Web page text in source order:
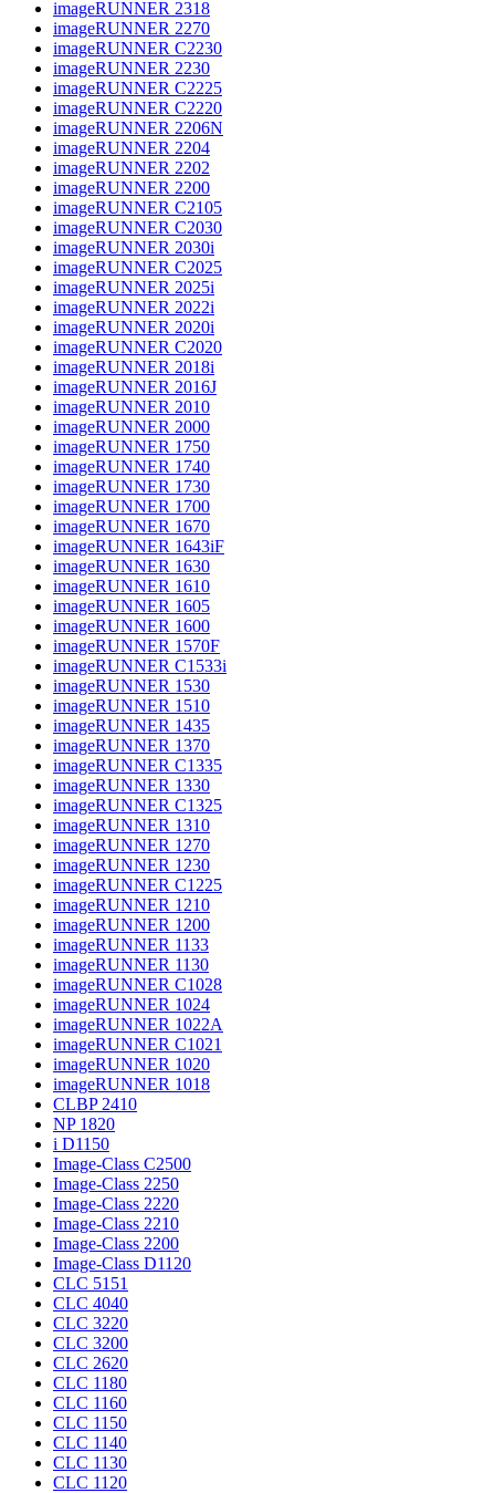
imageRUNNER 2318
imageRUNNER 2270
imageRUNNER C2230
imageRUNNER 2230
imageRUNNER C2225
imageRUNNER C2220
imageRUNNER 2206N
imageRUNNER 2204
imageRUNNER 2202
imageRUNNER 2200
imageRUNNER C2105
imageRUNNER C2030
imageRUNNER 2030i
imageRUNNER C2025
imageRUNNER 2025i
imageRUNNER 2022i
imageRUNNER 2020i
imageRUNNER C2020
imageRUNNER 2018i
imageRUNNER 2016J
imageRUNNER 2010
imageRUNNER 2000
imageRUNNER 1750
imageRUNNER 1740
imageRUNNER 1730
imageRUNNER 1700
imageRUNNER 1670
imageRUNNER 1643iF
imageRUNNER 1630
imageRUNNER 1610
imageRUNNER 1605
imageRUNNER 1600
imageRUNNER 1570F
imageRUNNER C1533i
imageRUNNER 1530
imageRUNNER 1510
imageRUNNER 1435
imageRUNNER 1370
imageRUNNER C1335
imageRUNNER 1330
imageRUNNER C1325
imageRUNNER 1310
imageRUNNER 1270
imageRUNNER 1230
imageRUNNER C1225
imageRUNNER 1210
imageRUNNER 1200
imageRUNNER 1133
imageRUNNER 1130
imageRUNNER C1028
imageRUNNER 1024
imageRUNNER 1022A
imageRUNNER C1021
imageRUNNER 1020
imageRUNNER 1018
CLBP 2410
NP 1820
i D1150
Image-Class C2500
Image-Class 2250
Image-Class 2220
Image-Class 2210
Image-Class 2200
Image-Class D1120
CLC 5151
CLC 4040
CLC 3220
CLC 3200
CLC 2620
CLC 1180
CLC 1160
CLC 1150
CLC 1140
CLC 1130
CLC 1120